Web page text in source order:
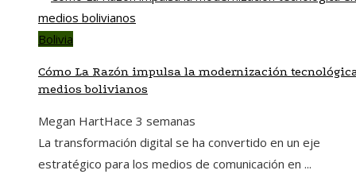
Bolivia
Cómo La Razón impulsa la modernización
medios bolivianos
Megan HartHace 3 semanas
La transformación digital se ha convertido en un eje
estratégico para los medios de comunicación en ...